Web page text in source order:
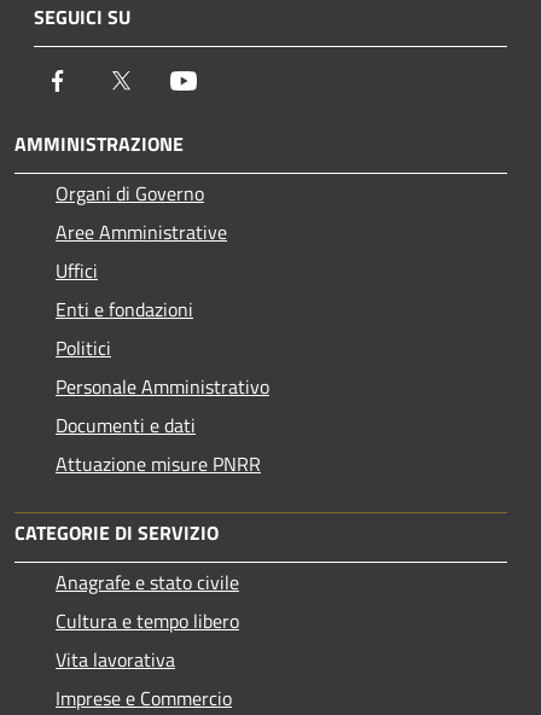
SEGUICI SU
Facebook Twitter
AMMINISTRAZIONE
Organi di Governo
Aree Amministrative
Uffici
Enti e fondazioni
Politici
Personale Amministrativo
Documenti e dati
Attuazione misure PNRR
CATEGORIE DI SERVIZIO
Anagrafe e stato civile
Cultura e tempo libero
Vita lavorativa
Imprese e Commercio